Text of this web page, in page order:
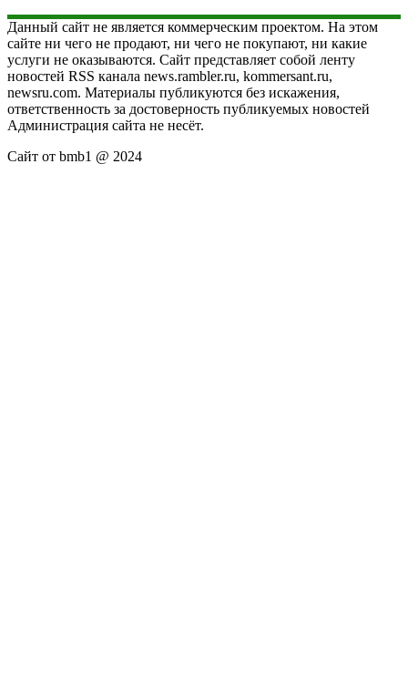
Данный сайт не является коммерческим проектом. На этом
сайте ни чего не продают, ни чего не покупают, ни какие
услуги не оказываются. Сайт представляет собой ленту
новостей RSS канала news.rambler.ru, kommersant.ru,
newsru.com. Материалы публикуются без искажения,
ответственность за достоверность публикуемых новостей
Администрация сайта не несёт.
Сайт от bmb1 @ 2024